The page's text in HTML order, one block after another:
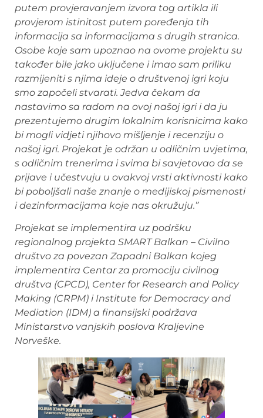
putem provjeravanjem izvora tog artikla ili
provjerom istinitost putem poređenja tih
informacija sa informacijama s drugih stranica.
Osobe koje sam upoznao na ovome projektu su
također bile jako uključene i imao sam priliku
razmijeniti s njima ideje o društvenoj igri koju
smo započeli stvarati. Jedva čekam da
nastavimo sa radom na ovoj našoj igri i da ju
prezentujemo drugim lokalnim korisnicima kako
bi mogli vidjeti njihovo mišljenje i recenziju o
našoj igri. Projekat je održan u odličnim uvjetima,
s odličnim trenerima i svima bi savjetovao da se
prijave i učestvuju u ovakvoj vrsti aktivnosti kako
bi poboljšali naše znanje o medijiskoj pismenosti
i dezinformacijama koje nas okružuju.”
Projekat se implementira uz podršku
regionalnog projekta SMART Balkan – Civilno
društvo za povezan Zapadni Balkan kojeg
implementira Centar za promociju civilnog
društva (CPCD), Center for Research and Policy
Making (CRPM) i Institute for Democracy and
Mediation (IDM) a finansijski podržava
Ministarstvo vanjskih poslova Kraljevine
Norveške.